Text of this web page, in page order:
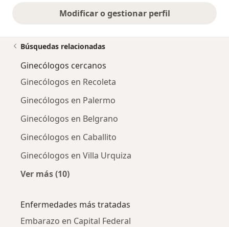
Modificar o gestionar perfil
Búsquedas relacionadas
Ginecólogos cercanos
Ginecólogos en Recoleta
Ginecólogos en Palermo
Ginecólogos en Belgrano
Ginecólogos en Caballito
Ginecólogos en Villa Urquiza
Ver más (10)
Enfermedades más tratadas
Embarazo en Capital Federal